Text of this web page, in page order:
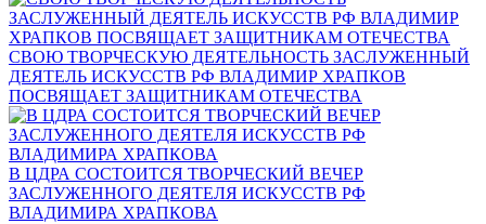
СВОЮ ТВОРЧЕСКУЮ ДЕЯТЕЛЬНОСТЬ ЗАСЛУЖЕННЫЙ
ДЕЯТЕЛЬ ИСКУССТВ РФ ВЛАДИМИР ХРАПКОВ
ПОСВЯЩАЕТ ЗАЩИТНИКАМ ОТЕЧЕСТВА
В ЦДРА СОСТОИТСЯ ТВОРЧЕСКИЙ ВЕЧЕР
ЗАСЛУЖЕННОГО ДЕЯТЕЛЯ ИСКУССТВ РФ
ВЛАДИМИРА ХРАПКОВА